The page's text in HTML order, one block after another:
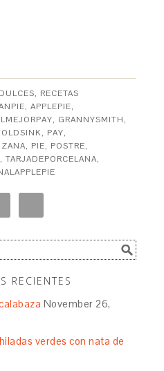
, RECETAS
,APPLEPIE,
, GRANNYSMITH,
OLDSINK, PAY,
, PIE, POSTRE,
,TARJADEPORCELANA,
RECIENTES
November 26,
verdes con nata de